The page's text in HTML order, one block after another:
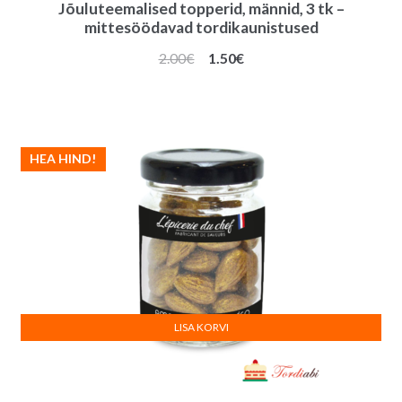
Jõuluteemalised topperid, männid, 3 tk –
mittesöödavad tordikaunistused
2.00€
Algne
1.50€Praegune
HEA HIND!
LISA KORVI